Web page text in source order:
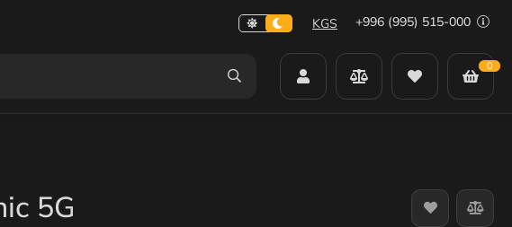
KGS +996 (995) 515-000
0
5G